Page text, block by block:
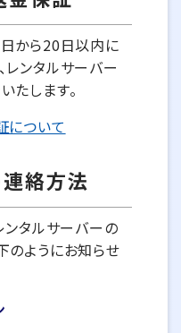
から20日以内に
レンタルサーバー
たします。
について
絡方法
タルサーバーの
のようにお知らせ